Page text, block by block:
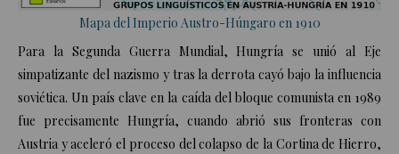
Mapa del Imperio Austro-Húngaro en 1910
Para la Segunda Guerra Mundial, Hungría se unió al Eje
simpatizante del nazismo y tras la derrota cayó bajo la influencia
soviética. Un país clave en la caída del bloque comunista en 1989
fue precisamente Hungría, cuando abrió sus fronteras con
Austria y aceleró el proceso del colapso de la Cortina de Hierro,